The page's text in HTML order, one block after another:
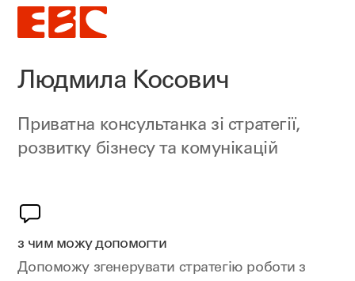
Людмила Косович
Приватна консультанка зі стратегії,
розвитку бізнесу та комунікацій
з чим можу допомогти
Допоможу згенерувати стратегію роботи з